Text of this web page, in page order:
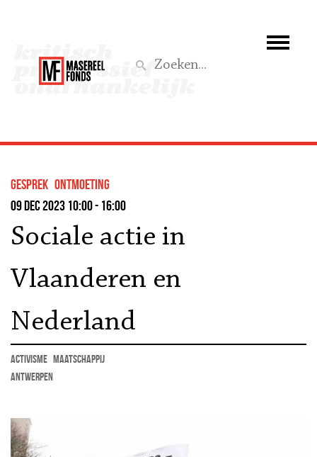
Wat we doen
Steun ons
Aktief
gesprek ontmoeting
09 dec 2023 10:00 - 16:00
Sociale actie in
Vlaanderen en
Nederland
activisme maatschappij
Antwerpen